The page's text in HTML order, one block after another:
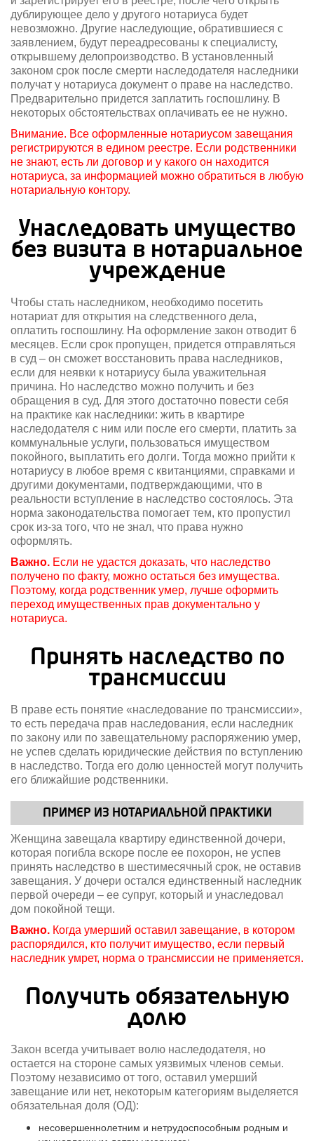
дублирующее дело у другого нотариуса будет
невозможно. Другие наследующие, обратившиеся с
заявлением, будут переадресованы к специалисту,
открывшему делопроизводство. В установленный
законом срок после смерти наследодателя наследники
получат у нотариуса документ о праве на наследство.
Предварительно придется заплатить госпошлину. В
некоторых обстоятельствах оплачивать ее не нужно.
Внимание. Все оформленные нотариусом завещания
регистрируются в едином реестре. Если родственники
не знают, есть ли договор и у какого он находится
нотариуса, за информацией можно обратиться в любую
нотариальную контору.
Унаследовать имущество
без визита в нотариальное
учреждение
Чтобы стать наследником, необходимо посетить
нотариат для открытия на следственного дела,
оплатить госпошлину. На оформление закон отводит 6
месяцев. Если срок пропущен, придется отправляться
в суд – он сможет восстановить права наследников,
если для неявки к нотариусу была уважительная
причина. Но наследство можно получить и без
обращения в суд. Для этого достаточно повести себя
на практике как наследники: жить в квартире
наследодателя с ним или после его смерти, платить за
коммунальные услуги, пользоваться имуществом
покойного, выплатить его долги. Тогда можно прийти к
нотариусу в любое время с квитанциями, справками и
другими документами, подтверждающими, что в
реальности вступление в наследство состоялось. Эта
норма законодательства помогает тем, кто пропустил
срок из-за того, что не знал, что права нужно
оформлять.
Важно. Если не удастся доказать, что наследство
получено по факту, можно остаться без имущества.
Поэтому, когда родственник умер, лучше оформить
переход имущественных прав документально у
нотариуса.
Принять наследство по
трансмиссии
В праве есть понятие «наследование по трансмиссии»,
то есть передача прав наследования, если наследник
по закону или по завещательному распоряжению умер,
не успев сделать юридические действия по вступлению
в наследство. Тогда его долю ценностей могут получить
его ближайшие родственники.
ПРИМЕР ИЗ НОТАРИАЛЬНОЙ ПРАКТИКИ
Женщина завещала квартиру единственной дочери,
которая погибла вскоре после ее похорон, не успев
принять наследство в шестимесячный срок, не оставив
завещания. У дочери остался единственный наследник
первой очереди – ее супруг, который и унаследовал
дом покойной тещи.
Важно. Когда умерший оставил завещание, в котором
распорядился, кто получит имущество, если первый
наследник умрет, норма о трансмиссии не применяется.
Получить обязательную
долю
Закон всегда учитывает волю наследодателя, но
остается на стороне самых уязвимых членов семьи.
Поэтому независимо от того, оставил умерший
завещание или нет, некоторым категориям выделяется
обязательная доля (ОД):
несовершеннолетним и нетрудоспособным родным и